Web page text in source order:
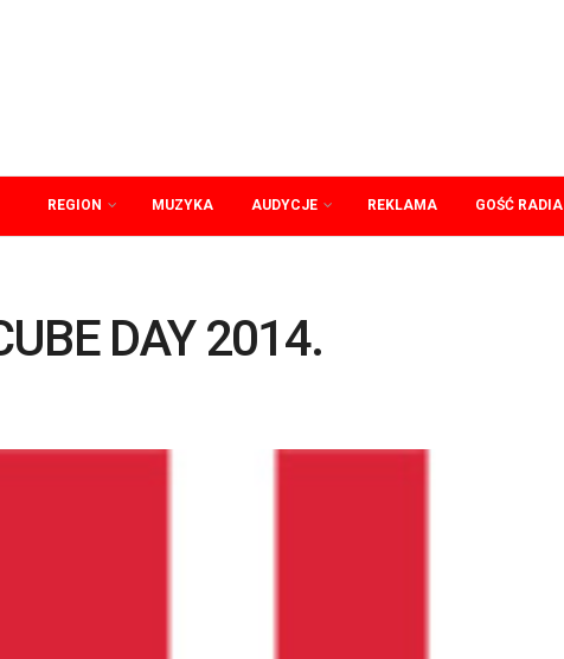
REGION MUZYKA AUDYCJE REKLAMA GOŚĆ RADIA
DAY 2014.